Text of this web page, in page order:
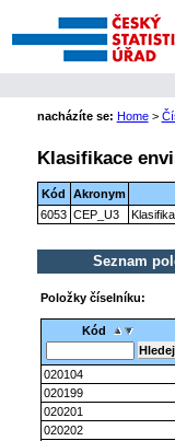
nacházíte se: Home>
Klasifikace
Kód Akronym
6053 CEP_U3
Seznam
Položky číselníku:
Kód
020104
020199
020201
020202